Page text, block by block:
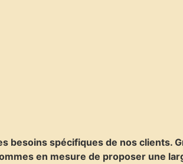
besoins spécifiques de nos clients.
en mesure de proposer une